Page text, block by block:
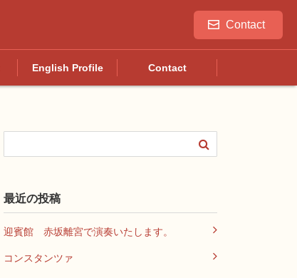
Contact
English Profile Contact
最近の投稿
迎賓館 赤坂離宮で演奏いたします。
コンスタンツァ